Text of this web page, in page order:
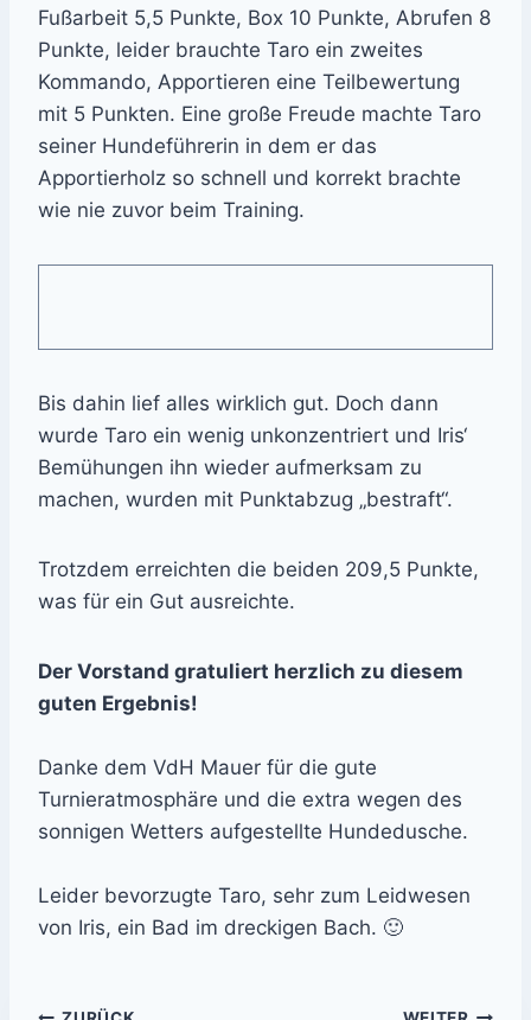
Fußarbeit 5,5 Punkte, Box 10 Punkte, Abrufen 8
Punkte, leider brauchte Taro ein zweites
Kommando, Apportieren eine Teilbewertung
mit 5 Punkten. Eine große Freude machte Taro
seiner Hundeführerin in dem er das
Apportierholz so schnell und korrekt brachte
wie nie zuvor beim Training.
Bis dahin lief alles wirklich gut. Doch dann
wurde Taro ein wenig unkonzentriert und Iris‘
Bemühungen ihn wieder aufmerksam zu
machen, wurden mit Punktabzug „bestraft“.
Trotzdem erreichten die beiden 209,5 Punkte,
was für ein Gut ausreichte.
Der Vorstand gratuliert herzlich zu diesem
guten Ergebnis!
Danke dem VdH Mauer für die gute
Turnieratmosphäre und die extra wegen des
sonnigen Wetters aufgestellte Hundedusche.
Leider bevorzugte Taro, sehr zum Leidwesen
von Iris, ein Bad im dreckigen Bach. 🙂